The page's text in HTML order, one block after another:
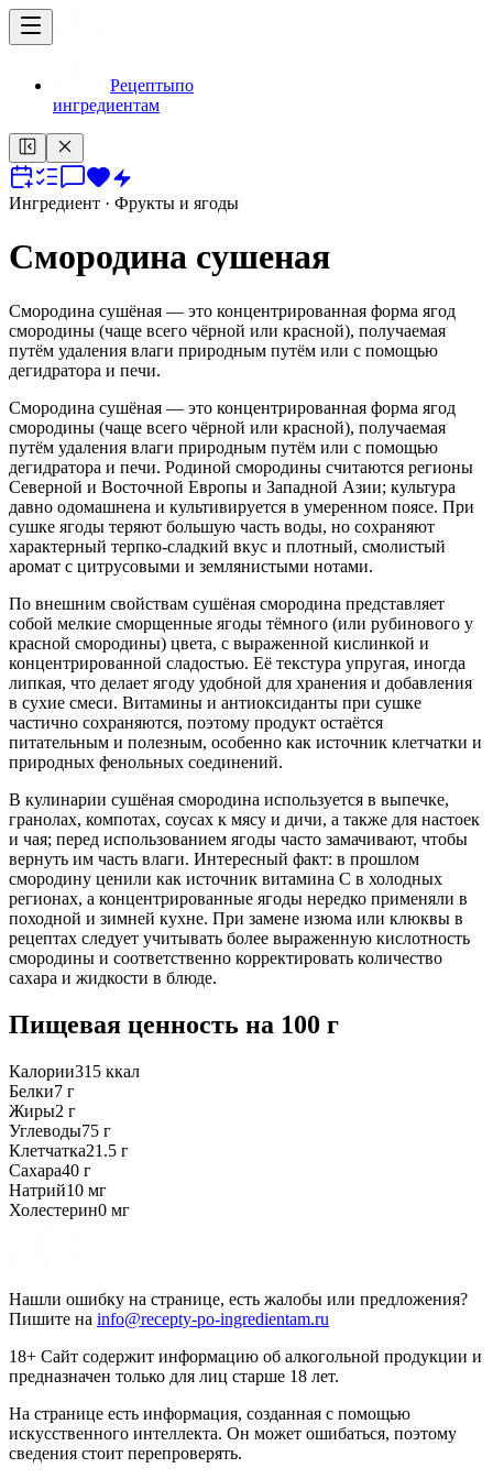
Рецептыпо
ингредиентам
Ингредиент · Фрукты и ягоды
Смородина сушеная
Смородина сушёная — это концентрированная форма ягод
смородины (чаще всего чёрной или красной), получаемая
путём удаления влаги природным путём или с помощью
дегидратора и печи.
Смородина сушёная — это концентрированная форма ягод
смородины (чаще всего чёрной или красной), получаемая
путём удаления влаги природным путём или с помощью
дегидратора и печи. Родиной смородины считаются регионы
Северной и Восточной Европы и Западной Азии; культура
давно одомашнена и культивируется в умеренном поясе. При
сушке ягоды теряют большую часть воды, но сохраняют
характерный терпко-сладкий вкус и плотный, смолистый
аромат с цитрусовыми и землянистыми нотами.
По внешним свойствам сушёная смородина представляет
собой мелкие сморщенные ягоды тёмного (или рубинового у
красной смородины) цвета, с выраженной кислинкой и
концентрированной сладостью. Её текстура упругая, иногда
липкая, что делает ягоду удобной для хранения и добавления
в сухие смеси. Витамины и антиоксиданты при сушке
частично сохраняются, поэтому продукт остаётся
питательным и полезным, особенно как источник клетчатки и
природных фенольных соединений.
В кулинарии сушёная смородина используется в выпечке,
гранолах, компотах, соусах к мясу и дичи, а также для настоек
и чая; перед использованием ягоды часто замачивают, чтобы
вернуть им часть влаги. Интересный факт: в прошлом
смородину ценили как источник витамина C в холодных
регионах, а концентрированные ягоды нередко применяли в
походной и зимней кухне. При замене изюма или клюквы в
рецептах следует учитывать более выраженную кислотность
смородины и соответственно корректировать количество
сахара и жидкости в блюде.
Пищевая ценность на 100 г
Калории315 ккал
Белки7 г
Жиры2 г
Углеводы75 г
Клетчатка21.5 г
Сахара40 г
Натрий10 мг
Холестерин0 мг
Нашли ошибку на странице, есть жалобы или предложения?
Пишите на info@recepty-po-ingredientam.ru
18+ Сайт содержит информацию об алкогольной продукции и
предназначен только для лиц старше 18 лет.
На странице есть информация, созданная с помощью
искусственного интеллекта. Он может ошибаться, поэтому
сведения стоит перепроверять.